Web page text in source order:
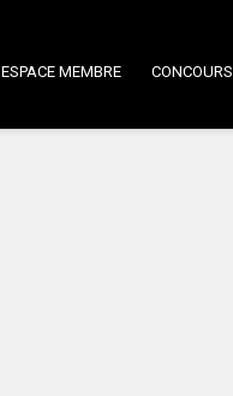
ESPACE MEMBRE CONCOURS